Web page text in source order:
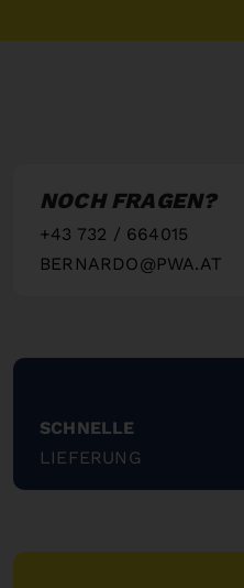
NOCH FRAGEN?
+43 732 / 664015
BERNARDO@PWA.AT
SCHNELLE
LIEFERUNG
"